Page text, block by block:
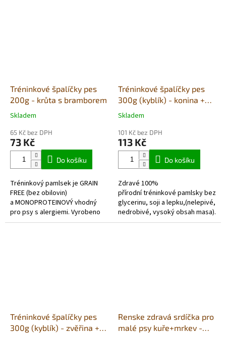
Tréninkové špalíčky pes
200g - krůta s bramborem
Průměrné
produktu
je
hvězdiček.
Skladem
65 Kč bez DPH
73 Kč
Do košíku
Tréninkový pamlsek je GRAIN
FREE (bez obilovin)
a MONOPROTEINOVÝ vhodný
pro psy s alergiemi. Vyrobeno
z vysokého obsahu pouze
Tréninkové špalíčky pes
300g (kyblík) - konina +
králík
Průměrné
produktu
je
hvězdiček.
Skladem
101 Kč bez DPH
113 Kč
Do košíku
Zdravé 100%
přírodní tréninkové pamlsky bez
glycerinu, soji a lepku,(nelepivé,
nedrobivé, vysoký obsah masa).
Velice chutné a lehce stravitelné
Tréninkové špalíčky pes
300g (kyblík) - zvěřina +
Renske zdravá srdíčka pro
malé psy kuře+mrkev -